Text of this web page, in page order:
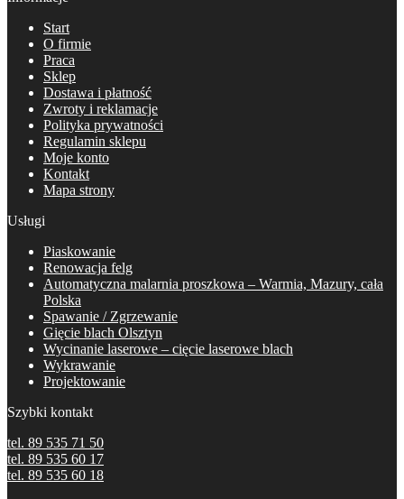
Start
O firmie
Praca
Sklep
Dostawa i płatność
Zwroty i reklamacje
Polityka prywatności
Regulamin sklepu
Moje konto
Kontakt
Mapa strony
Usługi
Piaskowanie
Renowacja felg
Automatyczna malarnia proszkowa – Warmia, Mazury, cała
Polska
Spawanie / Zgrzewanie
Gięcie blach Olsztyn
Wycinanie laserowe – cięcie laserowe blach
Wykrawanie
Projektowanie
Szybki kontakt
tel. 89 535 71 50
tel. 89 535 60 17
tel. 89 535 60 18